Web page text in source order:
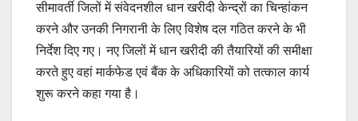
सीमावर्ती जिलों में संवेदनशील धान खरीदी केन्द्रों का चिन्हांकन
करने और उनकी निगरानी के लिए विशेष दल गठित करने के भी
निर्देश दिए गए। नए जिलों में धान खरीदी की तैयारियों की समीक्षा
करते हुए वहां मार्कफेड एवं बैंक के अधिकारियों को तत्काल कार्य
शुरू करने कहा गया है।